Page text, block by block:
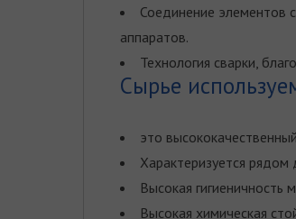
Соединение элементов
аппаратов.
Технология сварки,
Сырье
это
Характеризуется рядом
Высокая гигиеничность
Высокая химическая